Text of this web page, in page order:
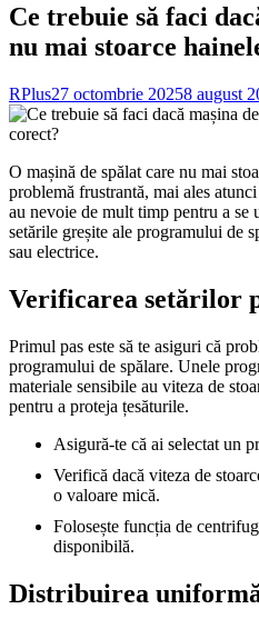
Ce trebuie să faci
nu mai stoarce
RPlus27 octombrie 20258 august
O mașină de spălat care nu mai
problemă frustrantă, mai ales
au nevoie de mult timp pentru a se
setările greșite ale programului de
sau electrice.
Verificarea setărilor
Primul pas este să te asiguri că
programului de spălare. Unele
materiale sensibile au viteza de
pentru a proteja țesăturile.
Asigură-te că ai selectat un
Verifică dacă viteza de
o valoare mică.
Folosește funcția de
disponibilă.
Distribuirea